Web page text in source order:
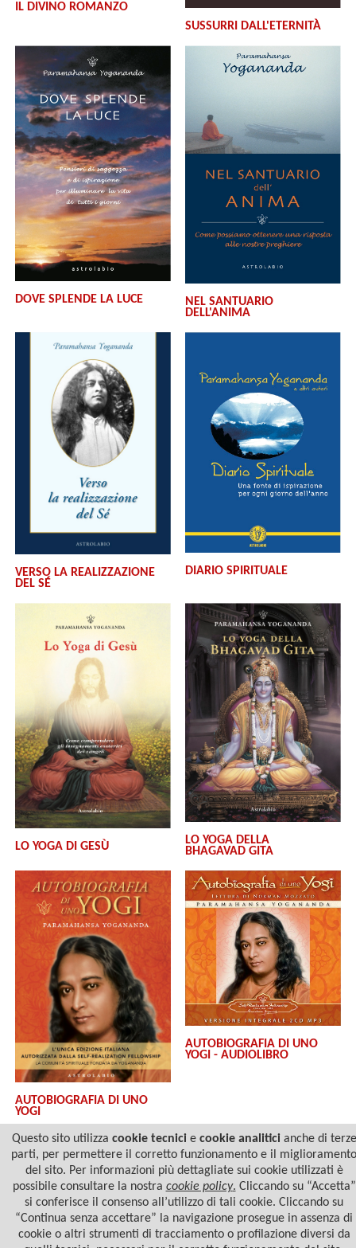
IL DIVINO ROMANZO
SUSSURRI DALL'ETERNITÀ
DOVE SPLENDE LA LUCE
NEL SANTUARIO
DELL'ANIMA
VERSO LA REALIZZAZIONE
DEL SÉ
DIARIO SPIRITUALE
LO YOGA DI GESÙ
LO YOGA DELLA
BHAGAVAD GITA
AUTOBIOGRAFIA DI UNO
YOGI
AUTOBIOGRAFIA DI UNO
YOGI - AUDIOLIBRO
Questo sito utilizza cookie tecnicie cookie analiticianche di terze
parti, per permettere il corretto funzionamento e il miglioramento
del sito. Per informazioni più dettagliate sui cookie utilizzati è
possibile consultare la nostra cookie policy. Cliccando su “Accetta”
si conferisce il consenso all’utilizzo di tali cookie. Cliccando su
“Continua senza accettare” la navigazione prosegue in assenza di
cookie o altri strumenti di tracciamento o profilazione diversi da